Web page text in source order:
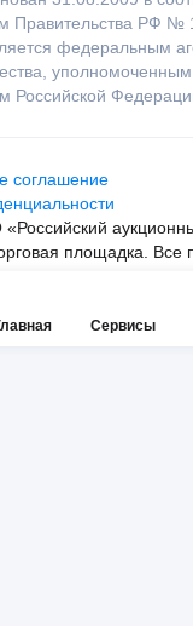
Сервисы
Правительства РФ №
федеральным
уполномоченным
Российской
соглашение
площадка.